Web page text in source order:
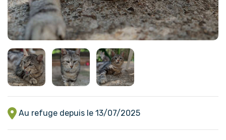
Au refuge depuis le 13/07/2025